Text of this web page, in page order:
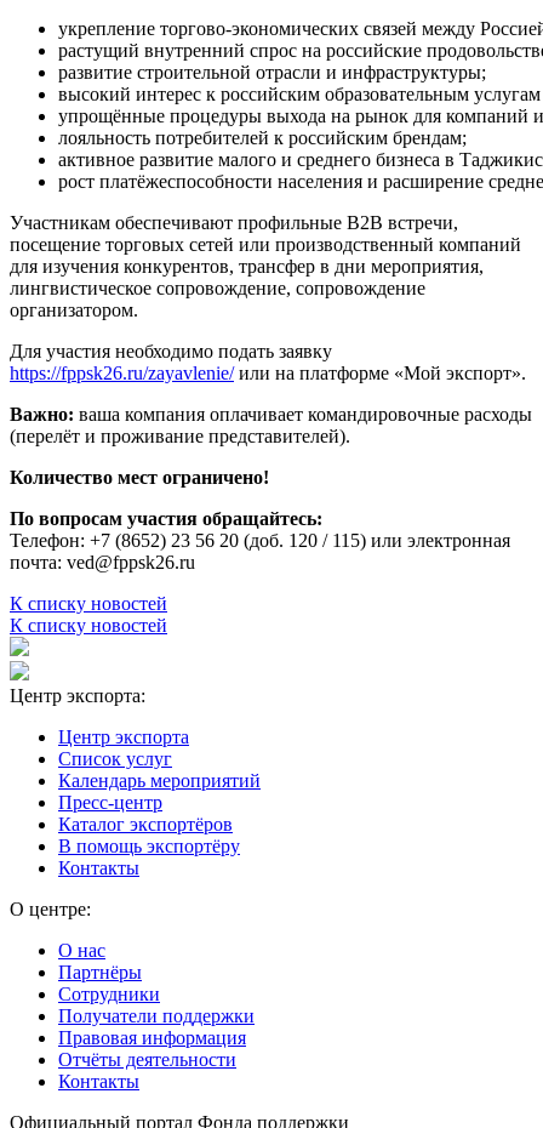
укрепление торгово‑экономических связей между
растущий внутренний спрос на российские
развитие строительной отрасли и инфраструктуры;
высокий интерес к российским образовательным
упрощённые процедуры выхода на рынок для компаний
лояльность потребителей к российским брендам;
активное развитие малого и среднего бизнеса в
рост платёжеспособности населения и расширение
Участникам обеспечивают профильные В2В встречи,
посещение торговых сетей или производственный компаний
для изучения конкурентов, трансфер в дни мероприятия,
лингвистическое сопровождение, сопровождение
организатором.
Для участия необходимо подать заявку
https://fppsk26.ru/zayavlenie/или на платформе «Мой экспорт».
Важно: ваша компания оплачивает командировочные расходы
(перелёт и проживание представителей).
Количество мест ограничено!
По вопросам участия обращайтесь:
Телефон: +7 (8652) 23 56 20 (доб. 120 / 115) или электронная
почта: ved@fppsk26.ru
К списку новостей
К списку новостей
Центр экспорта:
Центр экспорта
Список услуг
Календарь мероприятий
Пресс-центр
Каталог экспортёров
В помощь экспортёру
Контакты
О центре:
О нас
Партнёры
Сотрудники
Получатели поддержки
Правовая информация
Отчёты деятельности
Контакты
Официальный портал Фонда поддержки